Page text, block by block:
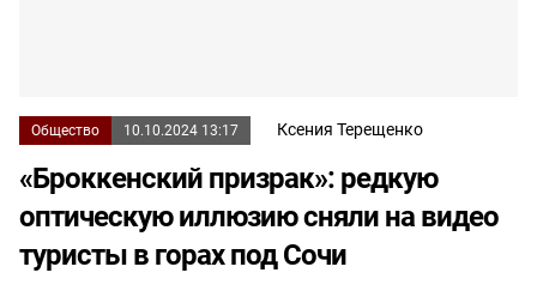
Общество 10.10.2024 13:17 Ксения Терещенко
«Броккенский призрак»: редкую
оптическую иллюзию сняли на видео
туристы в горах под Сочи